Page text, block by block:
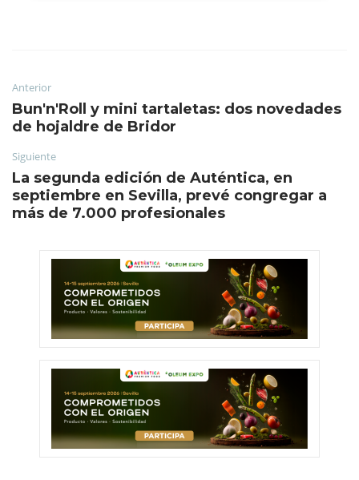
Anterior
Bun'n'Roll y mini tartaletas: dos novedades
de hojaldre de Bridor
Siguiente
La segunda edición de Auténtica, en
septiembre en Sevilla, prevé congregar a
más de 7.000 profesionales